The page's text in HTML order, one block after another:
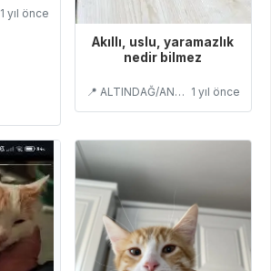
1 yıl önce
Akıllı, uslu, yaramazlık
nedir bilmez
📍 ALTINDAĞ/ANKARA 1 yıl önce